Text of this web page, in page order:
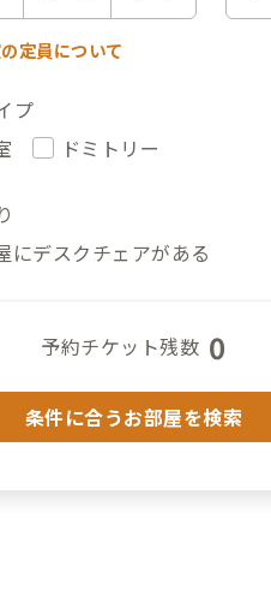
定員について
プ
ドミトリー
にデスクチェアがある
予約チケット残数 0
条件に合うお部屋を検索